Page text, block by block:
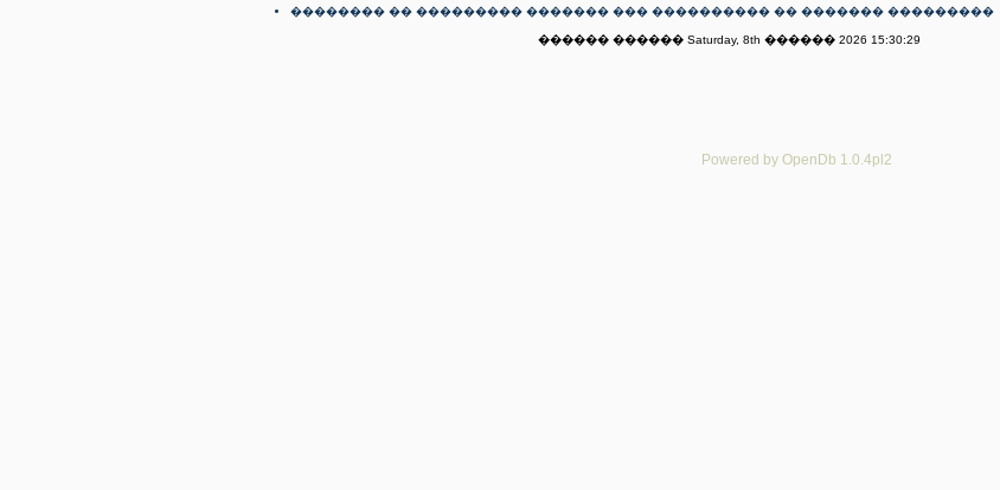
�������� �� ��������� ������� ��� ���������� �� ������� ���������
������ ������ Saturday, 8th ������ 2026 15:30:29
Powered by OpenDb 1.0.4pl2